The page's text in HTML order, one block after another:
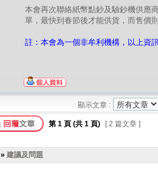
本會再次聯絡紙幣點鈔及驗鈔機供應
單，最快到春節後才能供貨，而售價
註：本會為一個非牟利機構，以上資
顯示文章 :
第 1 頁 (共 1 頁) [ 2 篇文章 ]
» 建議及問題